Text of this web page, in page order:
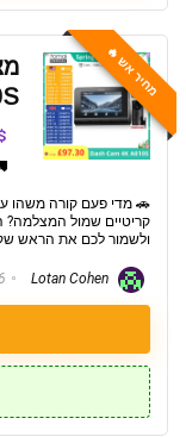
מחיר אש 🔥
🚗 מדי פעם קורה משהו
קריטיים שמול
ולשמור לכם את הראש
16